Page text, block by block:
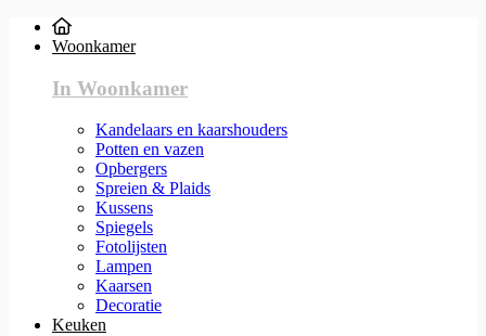
Woonkamer
In Woonkamer
Kandelaars en kaarshouders
Potten en vazen
Opbergers
Spreien & Plaids
Kussens
Spiegels
Fotolijsten
Lampen
Kaarsen
Decoratie
Keuken